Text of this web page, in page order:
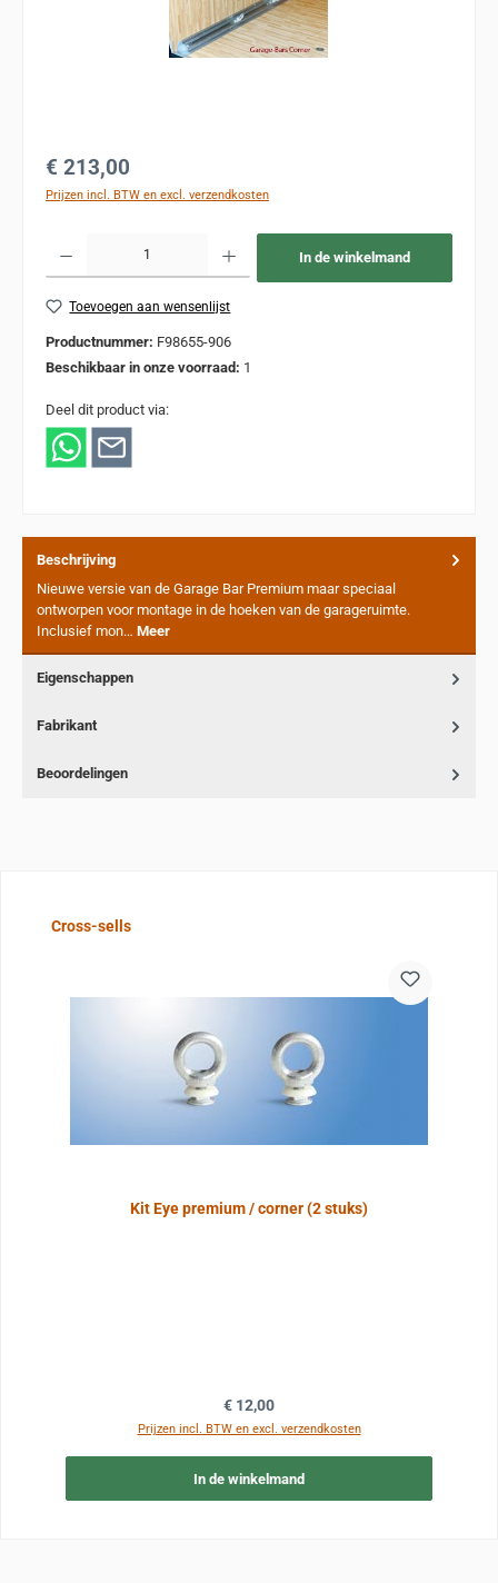
Normale prijs:
€ 213,00
Prijzen incl. BTW en excl. verzendkosten
In de winkelmand
Toevoegen aan wensenlijst
Productnummer: F98655-906
Beschikbaar in onze voorraad: 1
Deel dit product via:
Beschrijving
Nieuwe versie van de Garage Bar Premium maar speciaal
ontworpen voor montage in de hoeken van de garageruimte.
Inclusief mon… Meer
Eigenschappen
Fabrikant
Beoordelingen
Sla de afbeeldingengalerij over
Cross-sells
Kit Eye premium / corner (2 stuks)
Normale prijs:
€ 12,00
Prijzen incl. BTW en excl. verzendkosten
In de winkelmand